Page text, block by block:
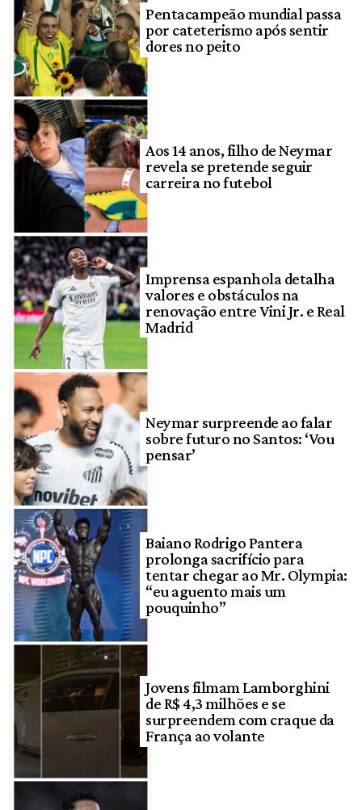
Pentacampeão mundial passa
por cateterismo após sentir
dores no peito
Aos 14 anos, filho de Neymar
revela se pretende seguir
carreira no futebol
Imprensa espanhola detalha
valores e obstáculos na
renovação entre Vini Jr. e Real
Madrid
Neymar surpreende ao falar
sobre futuro no Santos: ‘Vou
pensar’
Baiano Rodrigo Pantera
prolonga sacrifício para
tentar chegar ao Mr. Olympia:
“eu aguento mais um
pouquinho”
Jovens filmam Lamborghini
de R$ 4,3 milhões e se
surpreendem com craque da
França ao volante